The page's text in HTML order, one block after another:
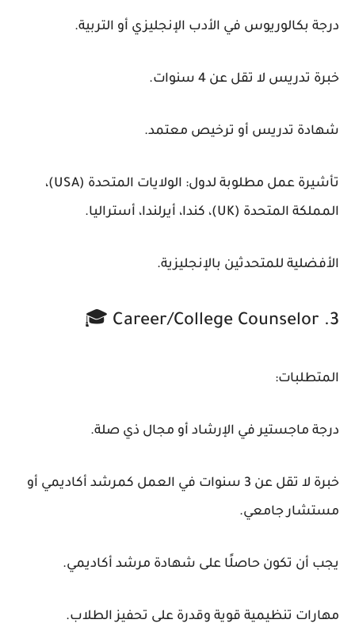
درجة بكالوريوس في الأدب الإنجليزي أو التربية.
خبرة تدريس لا تقل عن 4 سنوات.
شهادة تدريس أو ترخيص معتمد.
تأشيرة عمل مطلوبة لدول: الولايات المتحدة (USA)،
المملكة المتحدة (UK)، كندا، أيرلندا، أستراليا.
الأفضلية للمتحدثين بالإنجليزية.
3. Career/College Counselor 🎓
المتطلبات:
درجة ماجستير في الإرشاد أو مجال ذي صلة.
خبرة لا تقل عن 3 سنوات في العمل كمرشد أكاديمي أو
مستشار جامعي.
يجب أن تكون حاصلًا على شهادة مرشد أكاديمي.
مهارات تنظيمية قوية وقدرة على تحفيز الطلاب.